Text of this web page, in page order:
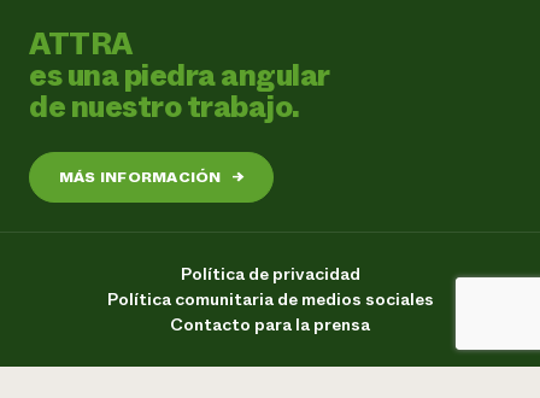
ATTRA
es una piedra angular
de nuestro trabajo.
MÁS INFORMACIÓN →
Política de privacidad
Política comunitaria de medios sociales
Contacto para la prensa